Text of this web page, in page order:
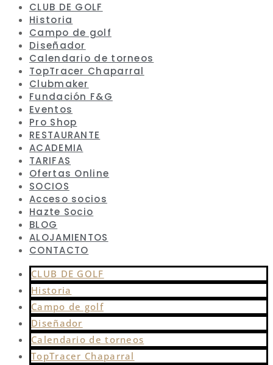
CLUB DE GOLF
Historia
Campo de golf
Diseñador
Calendario de torneos
TopTracer Chaparral
Clubmaker
Fundación F&G
Eventos
Pro Shop
RESTAURANTE
ACADEMIA
TARIFAS
Ofertas Online
SOCIOS
Acceso socios
Hazte Socio
BLOG
ALOJAMIENTOS
CONTACTO
CLUB DE GOLF
Historia
Campo de golf
Diseñador
Calendario de torneos
TopTracer Chaparral